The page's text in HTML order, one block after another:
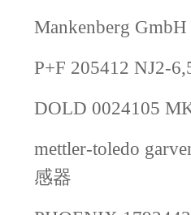
Mankenberg
P+F 205412 NJ2-
DOLD 0024105
mettler-toledo
感器